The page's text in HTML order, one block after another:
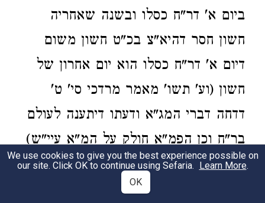
ביום א' דר"ח כסלו ובשנה שאחריה
חשון חסר דהיא"צ בכ"ט חשון משום
דיום א' דר"ח כסלו הוא יום אחרון של
חשון (וע' תשו' מאמר מרדכי סי' ט'
דדחה דברי המג"א ודעתו דיתענה לעולם
בר"ח וכן הפמ"א חולק על המ"א עיי"ש)
וא"כ הכא נימא כיון דיום א' של ר"ח
אדר שני הוא יום אחרון של אדר ראשון
We use cookies to give you the best experience possible on
our site. Click OK to continue using Sefaria. Learn More.
OK